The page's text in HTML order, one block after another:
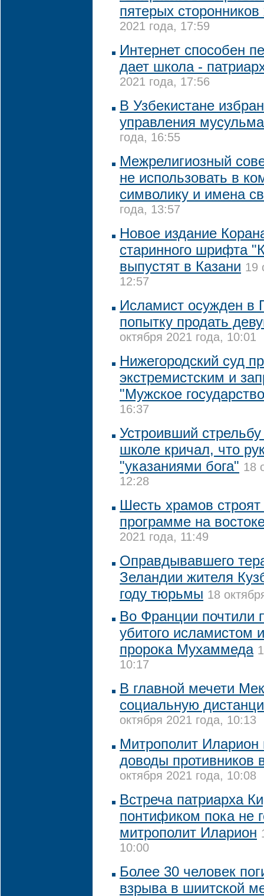
пятерых
2021 года, 17:59
Интернет способен
дает школа -
2021 года, 17:56
В Узбекистане
управления
года, 16:55
Межрелигиозный
не использовать в
символику и имена
года, 13:57
Новое издание
старинного шрифта
выпустят в Казани 19
12:57
Исламист осужден в
попытку продать
октября 2021 года, 10:01
Нижегородский суд
экстремистским и
"Мужское
16:37
Устроивший
школе кричал, что
"указаниями бога" 18
12:28
Шесть храмов строят
программе на
2021 года, 11:49
Оправдывавшего
Зеландии жителя
году тюрьмы 18
Во Франции почтили
убитого исламистом
пророка Мухаммеда
10:17
В главной мечети
социальную
октября 2021 года, 10:13
Митрополит
доводы противников
октября 2021 года, 10:08
Встреча патриарха
понтификом пока не
митрополит Иларион
10:00
Более 30 человек
взрыва в шиитской